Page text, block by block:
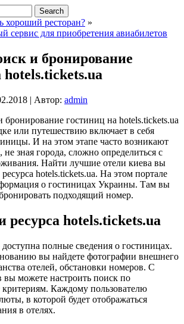
хороший ресторан? »
сервис для приобретения авиабилетов
и бронирование
hotels.tickets.ua
| Автор: admin
или путешествию включает в себя
И на этом этапе часто возникают
не зная города, сложно определиться с
Найти лучшие отели киева вы
hotels.tickets.ua. На этом портале
о гостиницах Украины. Там вы
подходящий номер.
ресурса hotels.tickets.ua
полные сведения о гостиницах.
вы найдете фотографии внешнего
отелей, обстановки номеров. С
можете настроить поиск по
Каждому пользователю
в которой будет отображаться
в отелях.